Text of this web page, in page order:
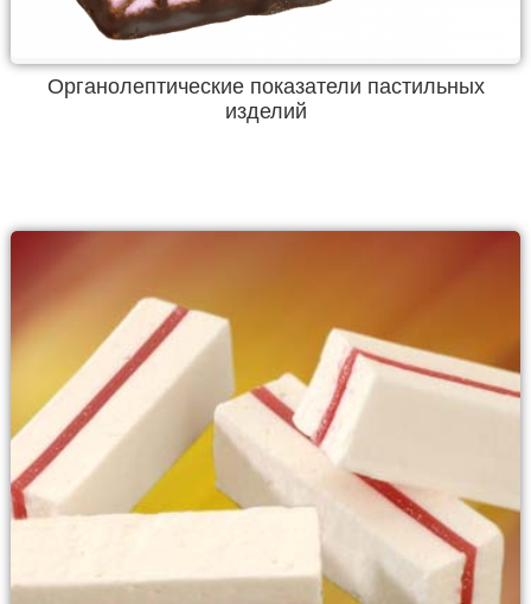
Органолептические показатели пастильных
изделий